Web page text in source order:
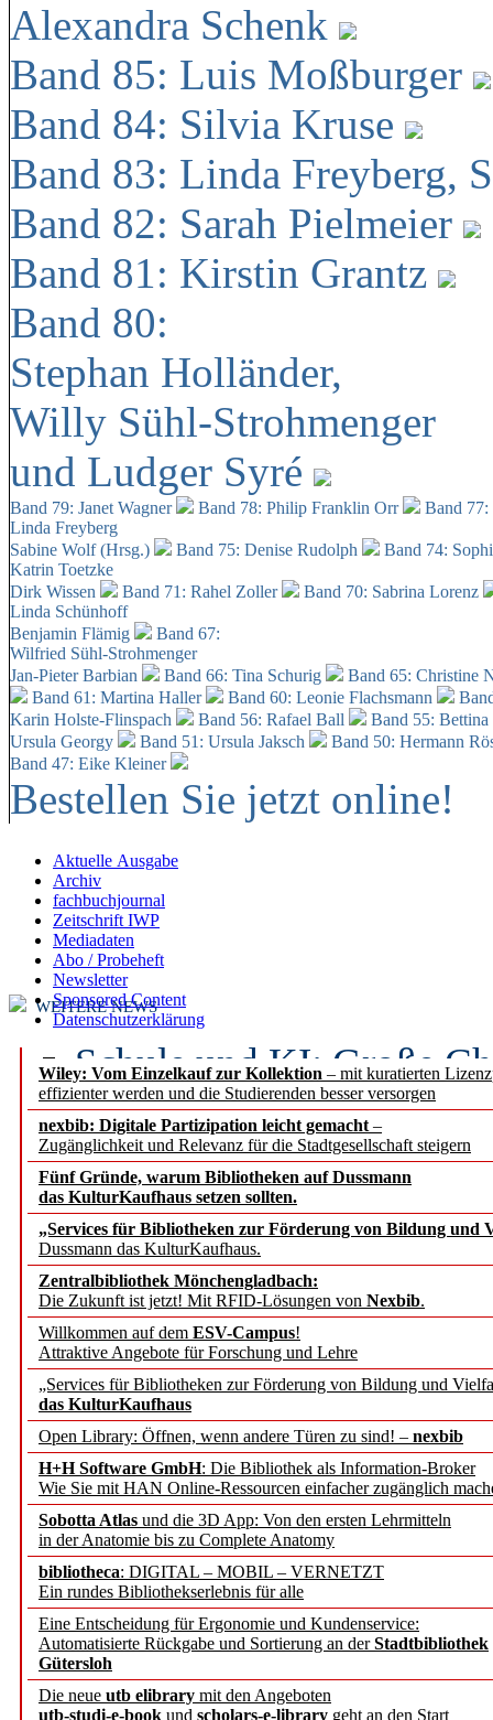
Alexandra Schenk
Band 85: Luis Moßburger
Band 84: Silvia Kruse
Band 83: Linda Freyberg,
Band 82: Sarah Pielmeier
Band 81: Kirstin Grantz
Band 80:
Stephan Holländer,
Willy Sühl-Strohmenger
und Ludger Syré
Band 79: Janet Wagner Band 78: Philip Franklin Orr
Band
Linda Freyberg
Sabine Wolf (Hrsg.)
Band 75: Denise Rudolph
Band 74:
Katrin Toetzke
Dirk Wissen
Band 71: Rahel Zoller
Band 70: Sabrina Lorenz
Linda Schünhoff
Benjamin Flämig
Band 67:
Wilfried Sühl-Strohmenger
Jan-Pieter Barbian
Band 66: Tina Schurig
Band 65: Christine
Band 61: Martina Haller
Band 60: Leonie Flachsmann
Karin Holste-Flinspach
Band 56: Rafael Ball
Band 55:
Ursula Georgy
Band 51: Ursula Jaksch Band 50: Hermann
Band 47: Eike Kleiner
Bestellen Sie jetzt online!
Aktuelle Ausgabe
Archiv
fachbuchjournal
Zeitschrift IWP
Mediadaten
Abo / Probeheft
Newsletter
Sponsored Content
Datenschutzerklärung
Wiley: Vom Einzelkauf zur Kollektion – mit kuratierten
effizienter werden und die Studierenden besser versorgen
nexbib: Digitale Partizipation leicht gemacht –
Zugänglichkeit und Relevanz für die Stadtgesellschaft steigern
Fünf Gründe, warum Bibliotheken auf Dussmann
das KulturKaufhaus setzen sollten.
„Services für Bibliotheken zur Förderung von Bildung und
Dussmann das KulturKaufhaus.
Zentralbibliothek Mönchengladbach:
Die Zukunft ist jetzt! Mit RFID-Lösungen von Nexbib.
Willkommen auf dem ESV-Campus!
Attraktive Angebote für Forschung und Lehre
„Services für Bibliotheken zur Förderung von Bildung und
das KulturKaufhaus
Open Library: Öffnen, wenn andere Türen zu sind! – nexbib
H+H Software GmbH: Die Bibliothek als Information-Broker
Wie Sie mit HAN Online-Ressourcen einfacher zugänglich
Sobotta Atlas und die 3D App: Von den ersten Lehrmitteln
in der Anatomie bis zu Complete Anatomy
bibliotheca: DIGITAL – MOBIL – VERNETZT
Ein rundes Bibliothekserlebnis für alle
Eine Entscheidung für Ergonomie und Kundenservice:
Automatisierte Rückgabe und Sortierung an derStadtbibliothek
Gütersloh
Die neue utb elibrary mit den Angeboten
utb-studi-e-book und scholars-e-library geht an den Start
WEITERE NEWS
Schule und KI: Große
Voraussetzungen
Erfolgreiches erstes
Segment Research –
angepasst
konstruktiv!
Mohr Siebeck
und die Zeitschrift für
Francke Attempto
EBSCO Information
Recherchefunktionen in
Sorbisches Institut neu
Geschichte und